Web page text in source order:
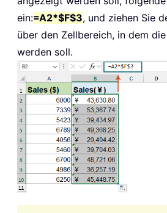
ein:=A2*$F$3, und ziehen Sie
über den Zellbereich, in dem
werden soll.